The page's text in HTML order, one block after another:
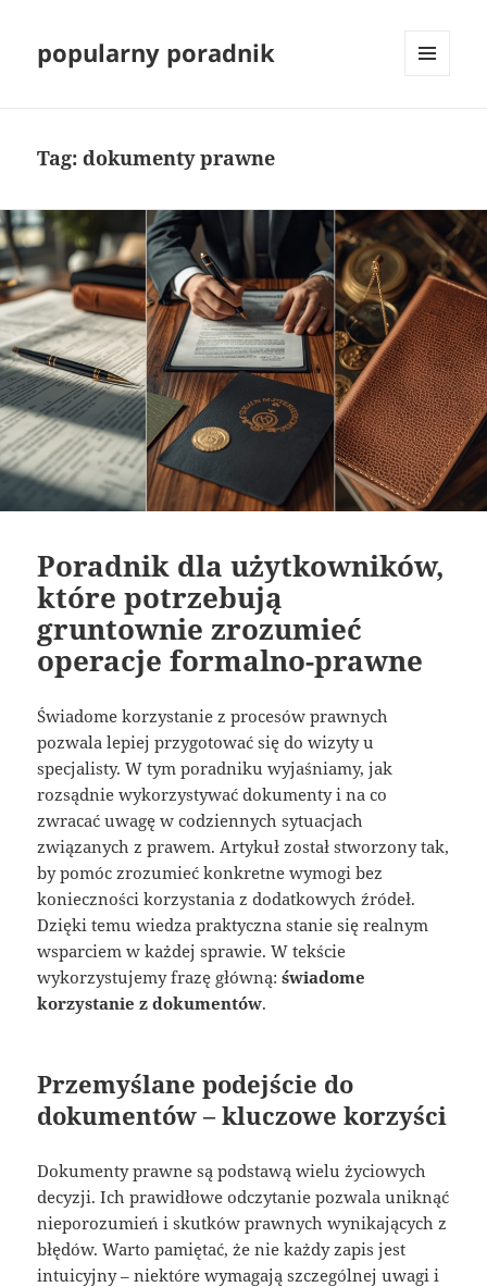
popularny poradnik
Tag:dokumenty prawne
Poradnik dla użytkowników,
które potrzebują
gruntownie zrozumieć
operacje formalno-prawne
Świadome korzystanie z procesów prawnych
pozwala lepiej przygotować się do wizyty u
specjalisty. W tym poradniku wyjaśniamy, jak
rozsądnie wykorzystywać dokumenty i na co
zwracać uwagę w codziennych sytuacjach
związanych z prawem. Artykuł został stworzony tak,
by pomóc zrozumieć konkretne wymogi bez
konieczności korzystania z dodatkowych źródeł.
Dzięki temu wiedza praktyczna stanie się realnym
wsparciem w każdej sprawie. W tekście
wykorzystujemy frazę główną:świadome
korzystanie z dokumentów.
Przemyślane podejście do
dokumentów – kluczowe korzyści
Dokumenty prawne są podstawą wielu życiowych
decyzji. Ich prawidłowe odczytanie pozwala uniknąć
nieporozumień i skutków prawnych wynikających z
błędów. Warto pamiętać, że nie każdy zapis jest
intuicyjny – niektóre wymagają szczególnej uwagi i